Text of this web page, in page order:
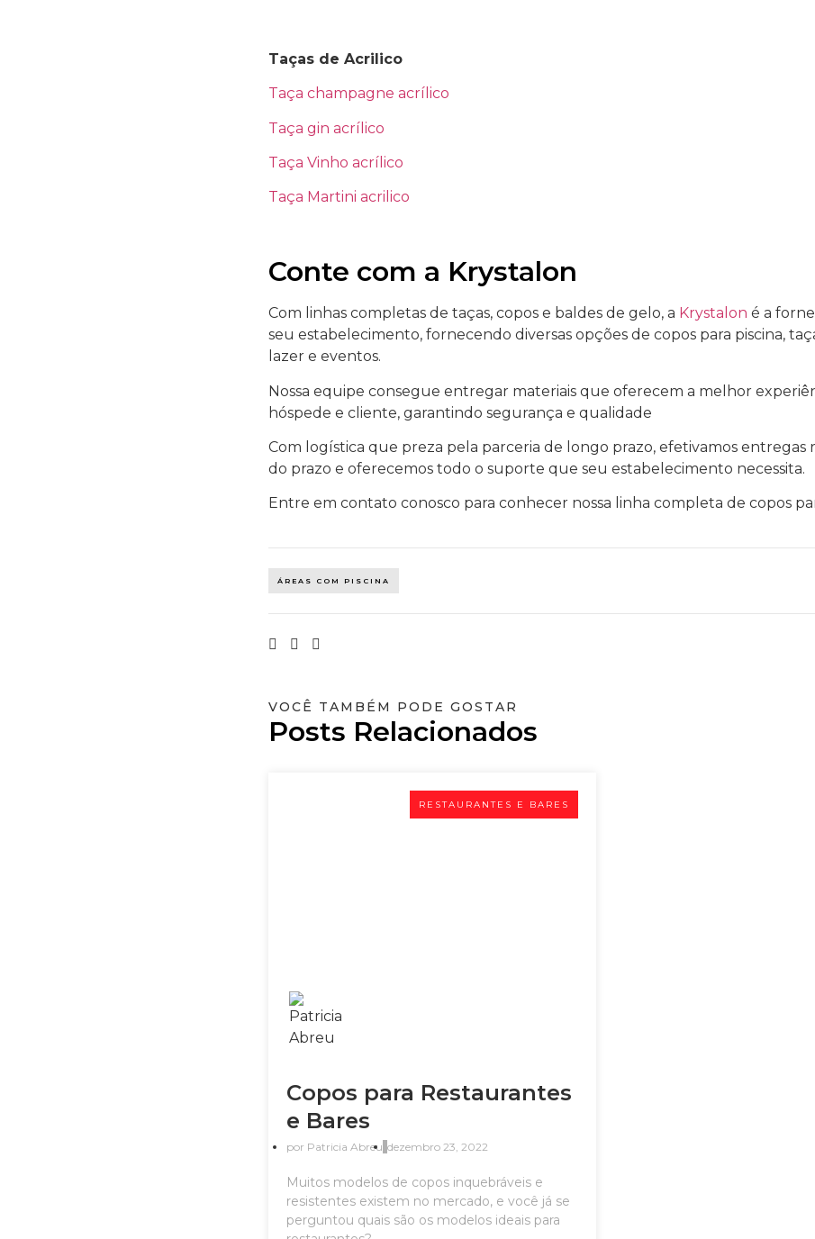
Taças de Acrilico
Taça champagne acrílico
Taça gin acrílico
Taça Vinho acrílico
Taça Martini acrilico
Conte com a Krystalon
Com linhas completas de taças, copos e baldes de gelo, a Krystalon é a
seu estabelecimento, fornecendo diversas opções de copos para piscina,
lazer e eventos.
Nossa equipe consegue entregar materiais que oferecem a melhor
hóspede e cliente, garantindo segurança e qualidade
Com logística que preza pela parceria de longo prazo, efetivamos entregas
do prazo e oferecemos todo o suporte que seu estabelecimento necessita.
Entre em contato conosco para conhecer nossa linha completa de copos
ÁREAS COM PISCINA
VOCÊ TAMBÉM PODE GOSTAR
Posts Relacionados
RESTAURANTES E BARES
Copos para Restaurantes
e Bares
por Patricia Abreu dezembro 23, 2022
Muitos modelos de copos inquebráveis e
resistentes existem no mercado, e você já se
perguntou quais são os modelos ideais para